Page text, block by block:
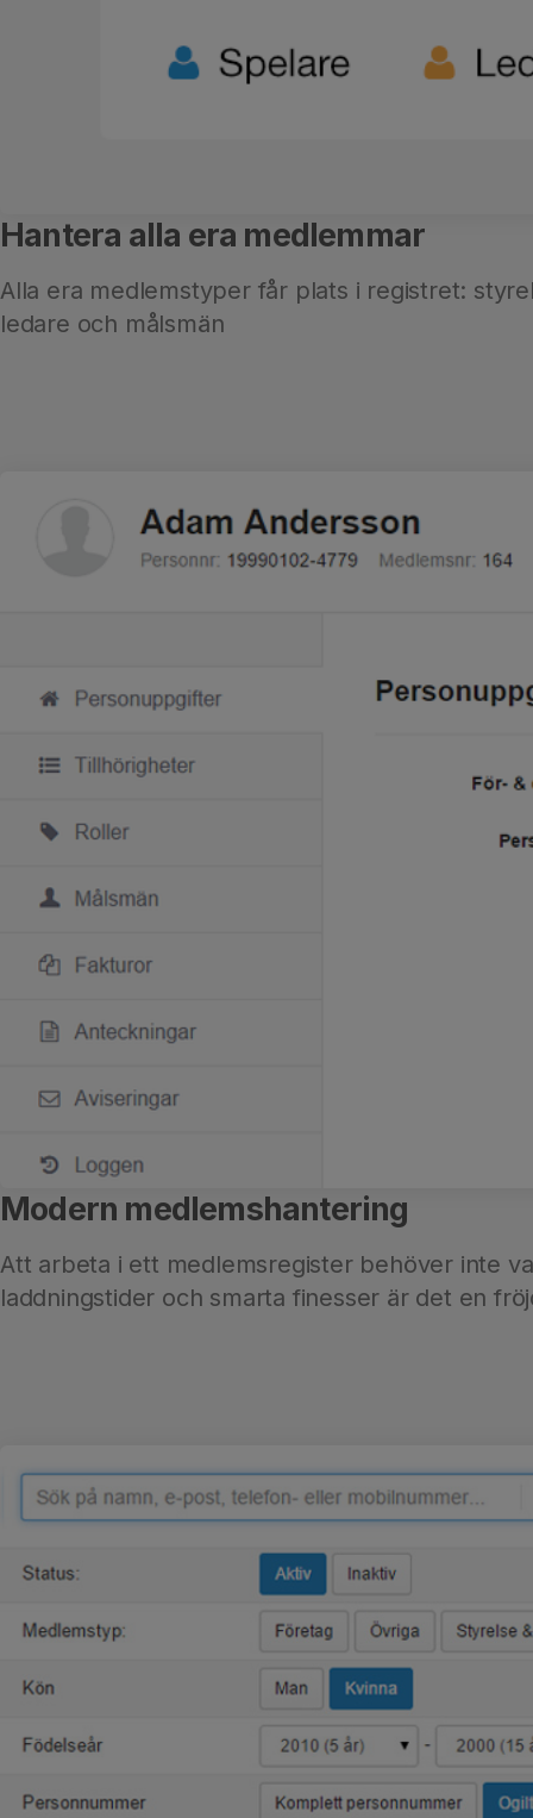
Hantera alla era medlemmar
Alla era medlemstyper får plats i registret:
ledare och målsmän
Modern medlemshantering
Att arbeta i ett medlemsregister behöver inte
laddningstider och smarta finesser är det en